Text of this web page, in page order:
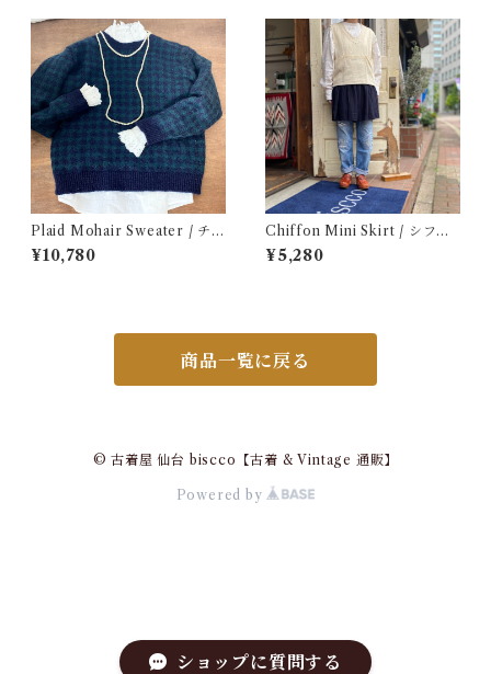
ショップに質問する
Plaid Mohair Sweater / チェ
ック柄 モヘア セーター 古着
¥10,780
Chiffon Mini Skirt / シフォ
ン ミニ スカート 古着
¥5,280
商品一覧に戻る
© 古着屋 仙台 biscco【古着 & Vintage 通販】
Powered by